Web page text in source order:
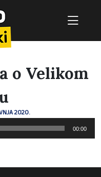
o Velikom
2020.
00:00